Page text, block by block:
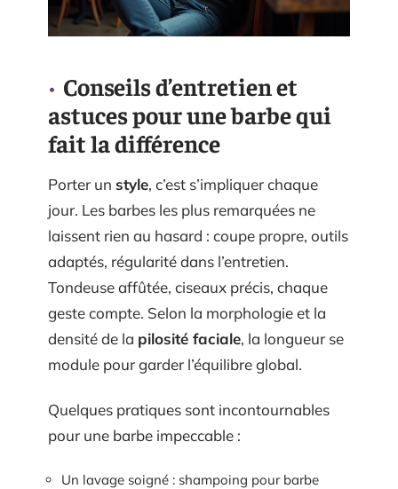
Conseils d’entretien et
astuces pour une barbe qui
fait la différence
Porter un style, c’est s’impliquer chaque
jour. Les barbes les plus remarquées ne
laissent rien au hasard : coupe propre, outils
adaptés, régularité dans l’entretien.
Tondeuse affûtée, ciseaux précis, chaque
geste compte. Selon la morphologie et la
densité de la pilosité faciale, la longueur se
module pour garder l’équilibre global.
Quelques pratiques sont incontournables
pour une barbe impeccable :
Un lavage soigné : shampoing pour barbe